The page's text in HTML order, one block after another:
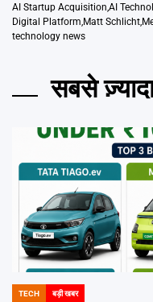
AI Startup Acquisition,AI
Digital Platform,Matt Schlicht,
technology news
सबसे
POSTED
TECH बड़ी खबर